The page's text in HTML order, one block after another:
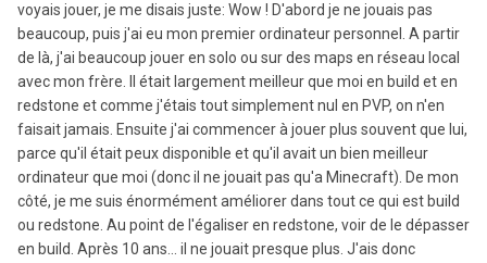
voyais jouer, je me disais juste: Wow ! D'abord je ne jouais pas
beaucoup, puis j'ai eu mon premier ordinateur personnel. A partir
de là, j'ai beaucoup jouer en solo ou sur des maps en réseau local
avec mon frère. Il était largement meilleur que moi en build et en
redstone et comme j'étais tout simplement nul en PVP, on n'en
faisait jamais. Ensuite j'ai commencer à jouer plus souvent que lui,
parce qu'il était peux disponible et qu'il avait un bien meilleur
ordinateur que moi (donc il ne jouait pas qu'a Minecraft). De mon
côté, je me suis énormément améliorer dans tout ce qui est build
ou redstone. Au point de l'égaliser en redstone, voir de le dépasser
en build. Après 10 ans... il ne jouait presque plus. J'ais donc